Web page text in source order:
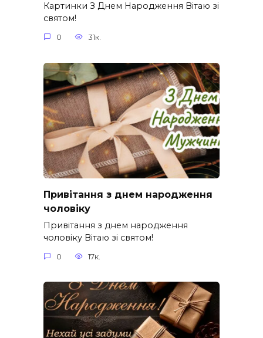
Картинки З Днем Народження Вітаю зі
святом!
0 31к.
Привітання з днем народження
чоловіку
Привітання з днем народження
чоловіку Вітаю зі святом!
0 17к.